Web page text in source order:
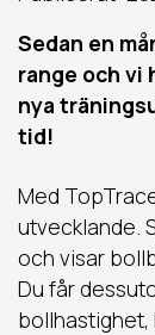
Sedan en
range och vi
nya
tid!
Med
utvecklande.
och visar
Du får